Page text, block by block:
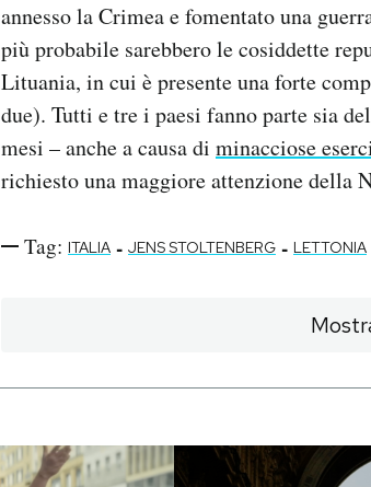
annesso la Crimea e fomentato una
più probabile sarebbero le cosiddette
Lituania, in cui è presente una forte
due). Tutti e tre i paesi fanno parte sia
mesi – anche a causa di minacciose
richiesto una maggiore attenzione della
Tag: ITALIA - JENS STOLTENBERG - LETTONIA